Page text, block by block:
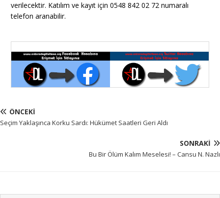
verilecektir. Katılım ve kayıt için 0548 842 02 72 numaralı
telefon aranabilir.
ÖNCEKI
Seçim Yaklaşınca Korku Sardı: Hükümet Saatleri Geri Aldı
SONRAKI
Bu Bir Ölüm Kalım Meselesi! – Cansu N. Nazlı